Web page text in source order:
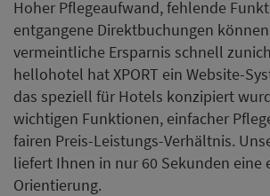
Hoher Pflegeaufwand, fehlende
entgangene Direktbuchungen
vermeintliche Ersparnis schnell
hellohotel hat XPORT ein Website-
das speziell für Hotels konzipiert
wichtigen Funktionen, einfacher
fairen Preis-Leistungs-Verhältnis.
liefert Ihnen in nur 60 Sekunden eine
Orientierung.